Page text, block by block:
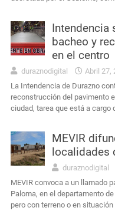
Intendencia
bacheo y
en el centro
duraznodigital Abril 27,
La Intendencia de Durazno
reconstrucción del pavimento
ciudad, tarea que está a cargo
MEVIR
localidades
duraznodigital
MEVIR convoca a un llamado
Paloma, en el departamento
pero con terreno o en